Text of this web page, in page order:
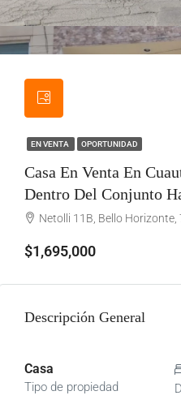
EN VENTA OPORTUNIDAD
Casa En Venta En
Dentro Del Conjunto
Netolli 11B, Bello Horizonte,
$1,695,000
Descripción General
Casa
Tipo de propiedad